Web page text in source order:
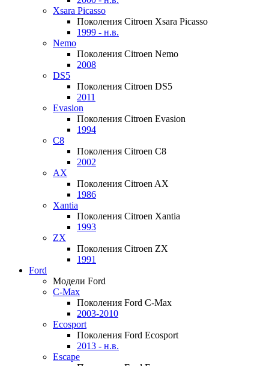
Xsara Picasso
Поколения Citroen Xsara Picasso
1999 - н.в.
Nemo
Поколения Citroen Nemo
2008
DS5
Поколения Citroen DS5
2011
Evasion
Поколения Citroen Evasion
1994
C8
Поколения Citroen C8
2002
AX
Поколения Citroen AX
1986
Xantia
Поколения Citroen Xantia
1993
ZX
Поколения Citroen ZX
1991
Ford
Модели Ford
C-Max
Поколения Ford C-Max
2003-2010
Ecosport
Поколения Ford Ecosport
2013 - н.в.
Escape